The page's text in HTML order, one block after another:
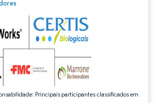
Principais participantes classificados em
O reuso requer atribuição conforme CC BY 4.0.